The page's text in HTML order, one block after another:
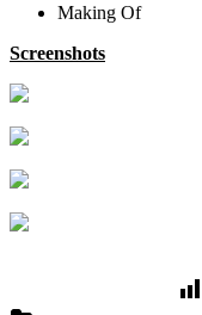
Making Of
Screenshots